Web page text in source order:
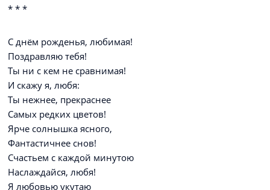
* * *
С днём рожденья, любимая!
Поздравляю тебя!
Ты ни с кем не сравнимая!
И скажу я, любя:
Ты нежнее, прекраснее
Самых редких цветов!
Ярче солнышка ясного,
Фантастичнее снов!
Счастьем с каждой минутою
Наслаждайся, любя!
Я любовью укутаю